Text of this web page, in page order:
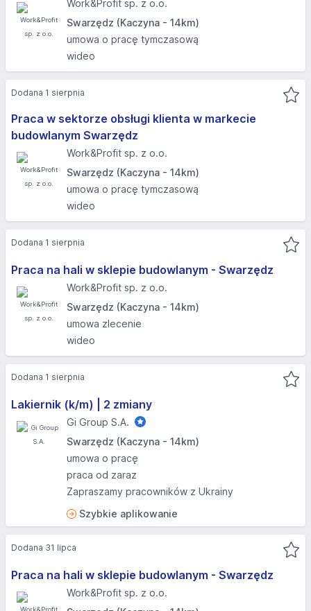
Work&Profit sp. z o.o.
Swarzędz (Kaczyna - 14km)
umowa o pracę tymczasową
wideo
Praca w sektorze obsługi klienta w markecie
budowlanym Swarzędz
Work&Profit sp. z o.o.
Swarzędz (Kaczyna - 14km)
umowa o pracę tymczasową
wideo
Dodana 1 sierpnia
Praca na hali w sklepie budowlanym - Swarzędz
Work&Profit sp. z o.o.
Swarzędz (Kaczyna - 14km)
umowa zlecenie
wideo
Dodana 1 sierpnia
Lakiernik (k/m) | 2 zmiany
Gi Group S.A.
Swarzędz (Kaczyna - 14km)
umowa o pracę
praca od zaraz
Zapraszamy pracowników z Ukrainy
Szybkie aplikowanie
Dodana 1 sierpnia
Praca na hali w sklepie budowlanym - Swarzędz
Work&Profit sp. z o.o.
Dodana 31 lipca